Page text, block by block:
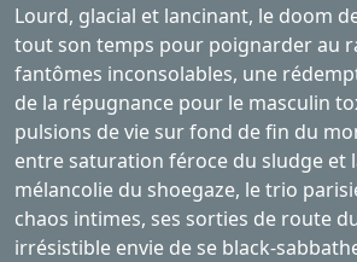
Lourd, glacial et lancinant, le doom
tout son temps pour poignarder au
fantômes inconsolables, une
de la répugnance pour le masculin
pulsions de vie sur fond de fin du
entre saturation féroce du sludge et
mélancolie du shoegaze, le trio
chaos intimes, ses sorties de route
irrésistible envie de se black-